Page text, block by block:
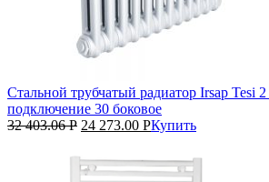
Стальной трубчатый радиатор Irsap Tesi
подключение 30 боковое
32 403.06Р 24 273.00 РКупить